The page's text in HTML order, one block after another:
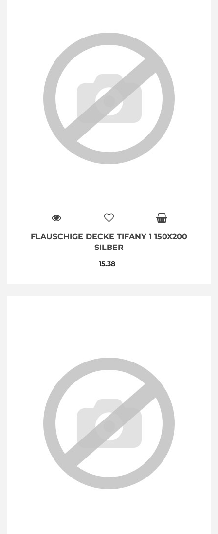
FLAUSCHIGE DECKE TIFANY 1 150X200
SILBER
15.38